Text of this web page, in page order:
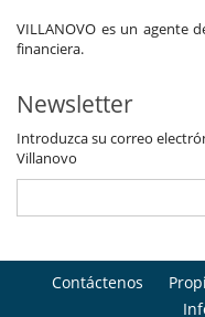
VILLANOVO es un agente
financiera.
Newsletter
Introduzca su correo
Villanovo
Contáctenos